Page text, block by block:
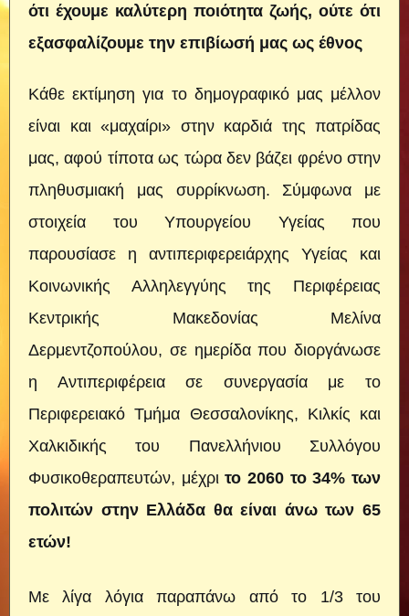
ότι έχουμε καλύτερη ποιότητα ζωής, ούτε ότι
εξασφαλίζουμε την επιβίωσή μας ως έθνος
Κάθε εκτίμηση για το δημογραφικό μας μέλλον
είναι και «μαχαίρι» στην καρδιά της πατρίδας
μας, αφού τίποτα ως τώρα δεν βάζει φρένο στην
πληθυσμιακή μας συρρίκνωση. Σύμφωνα με
στοιχεία του Υπουργείου Υγείας που
παρουσίασε η αντιπεριφερειάρχης Υγείας και
Κοινωνικής Αλληλεγγύης της Περιφέρειας
Κεντρικής Μακεδονίας Μελίνα
Δερμεντζοπούλου, σε ημερίδα που διοργάνωσε
η Αντιπεριφέρεια σε συνεργασία με το
Περιφερειακό Τμήμα Θεσσαλονίκης, Κιλκίς και
Χαλκιδικής του Πανελλήνιου Συλλόγου
Φυσικοθεραπευτών, μέχριτο 2060 το 34% των
πολιτών στην Ελλάδα θα είναι άνω των 65
ετών!
Με λίγα λόγια παραπάνω από το 1/3 του